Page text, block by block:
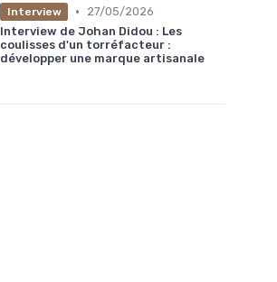
Interview •
27/05/2026
Interview de Johan Didou : Les
coulisses d'un torréfacteur :
développer une marque artisanale